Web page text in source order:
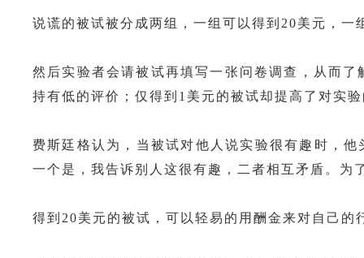
说谎的被试被分成两组，一组可以得到20美元，一
然后实验者会请被试再填写一张问卷调查，从而
持有低的评价；仅得到1美元的被试却提高了对实
费斯廷格认为，当被试对他人说实验很有趣时，
一个是，我告诉别人这很有趣，二者相互矛盾。
得到20美元的被试，可以轻易的用酬金来对自己